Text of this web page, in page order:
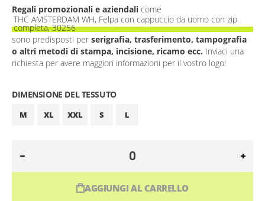
Regali promozionali e aziendali come
THC AMSTERDAM WH, Felpa con cappuccio da uomo con zip
completa, 30256
sono predisposti per serigrafia, trasferimento, tampografia
o altri metodi di stampa, incisione, ricamo ecc. Inviaci una
richiesta per avere maggiori informazioni per il vostro logo!
DIMENSIONE DEL TESSUTO
M XL XXL S L
AGGIUNGI AL CARRELLO